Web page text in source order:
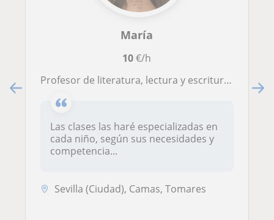
María
10€/h
Profesor de literatura, lectura y escritura para todas las edades
Las clases las haré especializadas en
cada niño, según sus necesidades y
competencia...
Sevilla (Ciudad), Camas, Tomares